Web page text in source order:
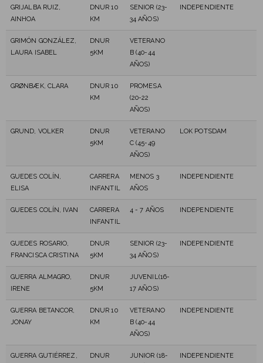
GRIJALBA RUIZ,
AINHOA
DNUR 10
KM
SENIOR (23-
34 AÑOS)
INDEPENDIENTE
GRIMÓN GONZÁLEZ,
LAURA ISABEL
DNUR
5KM
VETERANO
B (40-44
AÑOS)
GRØNBÆK, CLARA
DNUR 10
KM
PROMESA
(20-22
AÑOS)
GRUND, VOLKER
DNUR
5KM
VETERANO
C (45-49
AÑOS)
LOK POTSDAM
GUEDES COLÍN,
ELISA
CARRERA
INFANTIL
MENOS 3
AÑOS
INDEPENDIENTE
GUEDES COLÍN, IVAN
CARRERA
INFANTIL
4 - 7 AÑOS INDEPENDIENTE
GUEDES ROSARIO,
FRANCISCA CRISTINA
DNUR
5KM
SENIOR (23-
34 AÑOS)
INDEPENDIENTE
GUERRA ALMAGRO,
IRENE
DNUR
5KM
JUVENIL(16-
17 AÑOS)
GUERRA BETANCOR,
JONAY
DNUR 10
KM
VETERANO
B (40-44
AÑOS)
INDEPENDIENTE
GUERRA GUTIÉRREZ,
DNUR
JUNIOR (18-
INDEPENDIENTE